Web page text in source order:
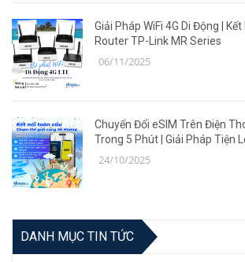
Giải Pháp WiFi 4G Di Động |
Router TP-Link MR Series
06/11/2025
Chuyển Đổi eSIM Trên Điện
Trong 5 Phút | Giải Pháp Tiện
24/10/2025
DANH MỤC TIN TỨC